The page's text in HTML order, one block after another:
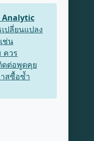
Analytic
ปลี่ยนแปลง
ช่น
ควร
ดต่อพูดคุย
สซื้อซ้ำ